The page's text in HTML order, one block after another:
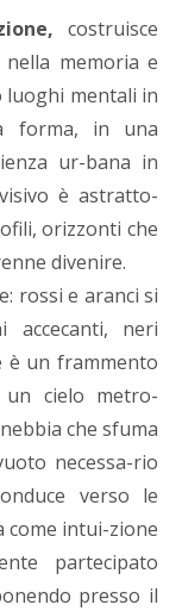
costruisce
memoria e
luoghi mentali in
forma, in una
ur-bana in
è astratto-
orizzonti che
divenire.
rossi e aranci si
accecanti, neri
è un frammento
cielo metro-
che sfuma
necessa-rio
verso le
come intui-zione
partecipato
presso il